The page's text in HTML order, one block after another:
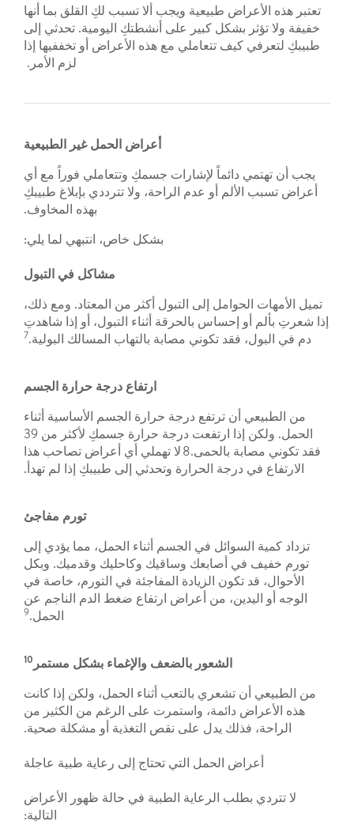
تعتبر هذه الأعراض طبيعية ويجب ألا تسبب لكِ القلق بما أنها
خفيفة ولا تؤثر بشكل كبير على أنشطتكِ اليومية. تحدثي إلى
طبيبكِ لتعرفي كيف تتعاملي مع هذه الأعراض أو تخففيها إذا
لزم الأمر.
أعراض الحمل غير الطبيعية
يجب أن تهتمي دائماً لإشارات جسمكِ وتتعاملي فوراً مع أي
أعراض تسبب الألم أو عدم الراحة، ولا تترددي بإبلاغ طبيبكِ
بهذه المخاوف.
بشكل خاص، انتبهي لما يلي:
مشاكل في التبول
تميل الأمهات الحوامل إلى التبول أكثر من المعتاد. ومع ذلك،
إذا شعرتِ بألم أو إحساس بالحرقة أثناء التبول، أو إذا شاهدتِ
دم في البول، فقد تكوني مصابة بالتهاب المسالك البولية.7
ارتفاع درجة حرارة الجسم
من الطبيعي أن ترتفع درجة حرارة الجسم الأساسية أثناء
الحمل. ولكن إذا ارتفعت درجة حرارة جسمكِ لأكثر من 39
فقد تكوني مصابة بالحمى.8 لا تهملي أي أعراض تصاحب هذا
الارتفاع في درجة الحرارة وتحدثي إلى طبيبكِ إذا لم تهدأ.
تورم مفاجئ
تزداد كمية السوائل في الجسم أثناء الحمل، مما يؤدي إلى
تورم خفيف في أصابعك وساقيك وكاحليك وقدميك. وبكل
الأحوال، قد تكون الزيادة المفاجئة في التورم، خاصة في
الوجه أو اليدين، من أعراض ارتفاع ضغط الدم الناجم عن
الحمل.9
الشعور بالضعف والإغماء بشكل مستمر 10
من الطبيعي أن تشعري بالتعب أثناء الحمل، ولكن إذا كانت
هذه الأعراض دائمة، واستمرت على الرغم من الكثير من
الراحة، فذلك يدل على نقص التغذية أو مشكلة صحية.
أعراض الحمل التي تحتاج إلى رعاية طبية عاجلة
لا تتردي بطلب الرعاية الطبية في حالة ظهور الأعراض
التالية: